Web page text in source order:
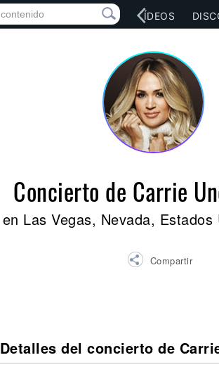
RED SOCIAL MÚSICA VÍDEOS
Concierto de Carrie
en Las Vegas, Nevada, Estados
Compartir
Detalles del concierto de